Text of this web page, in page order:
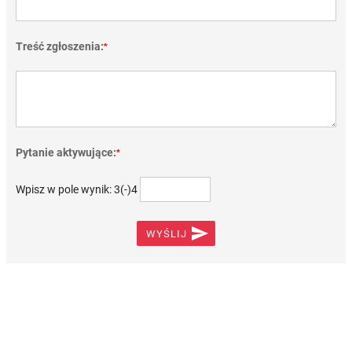
Treść zgłoszenia:*
Pytanie aktywujące:*
Wpisz w pole wynik: 3(-)4
WYŚLIJ 